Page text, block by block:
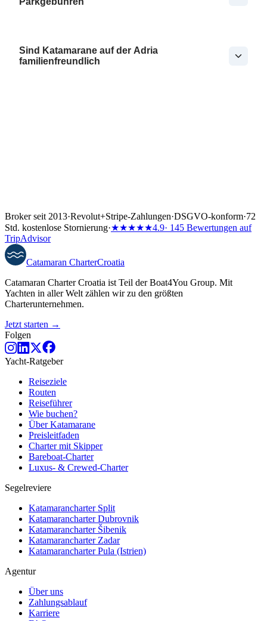
Sind Katamarane auf der Adria
familienfreundlich
Broker seit 2013·Revolut+Stripe-Zahlungen·DSGVO-konform·72
Std. kostenlose Stornierung·★★★★★4.9· 145 Bewertungen auf
TripAdvisor
Catamaran CharterCroatia
Catamaran Charter Croatia ist Teil der Boat4You Group. Mit
Yachten in aller Welt zählen wir zu den größten
Charterunternehmen.
Jetzt starten →
Folgen
Yacht-Ratgeber
Reiseziele
Routen
Reiseführer
Wie buchen?
Über Katamarane
Preisleitfaden
Charter mit Skipper
Bareboat-Charter
Luxus- & Crewed-Charter
Segelreviere
Katamarancharter Split
Katamarancharter Dubrovnik
Katamarancharter Šibenik
Katamarancharter Zadar
Katamarancharter Pula (Istrien)
Agentur
Über uns
Zahlungsablauf
Karriere